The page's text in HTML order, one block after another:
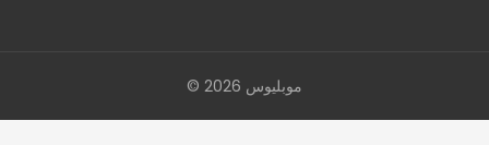
© 2026 موبليوس